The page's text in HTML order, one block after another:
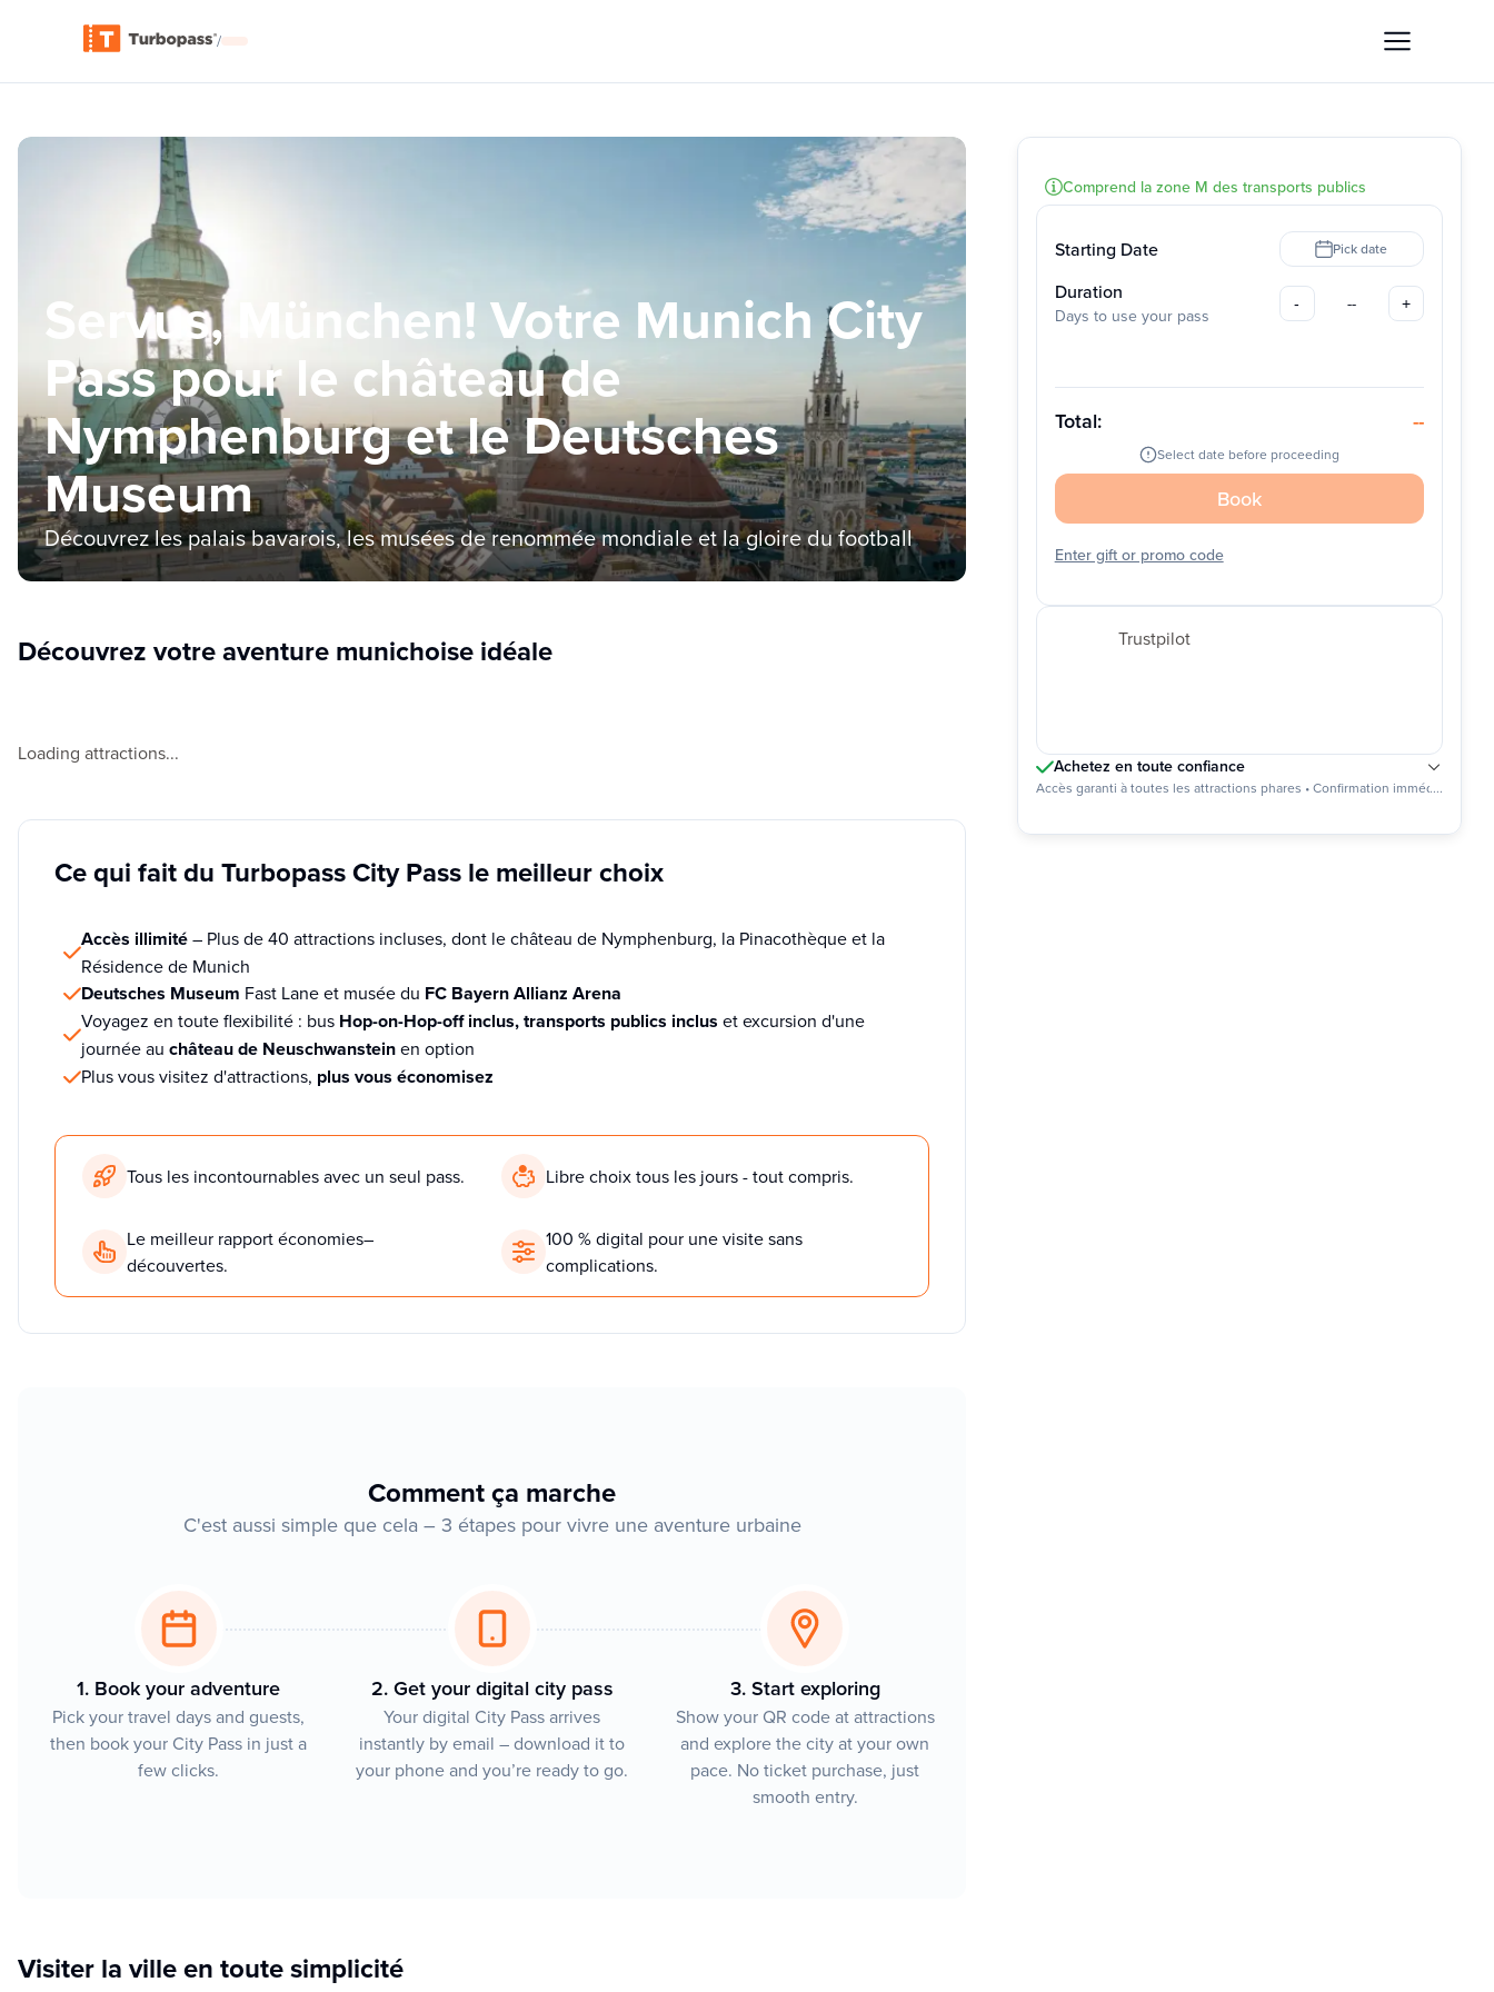
/
Servus, München! Votre Munich City
Pass pour le château de
Nymphenburg et le Deutsches
Museum
Découvrez les palais bavarois, les musées de renommée mondiale et la gloire du football
Découvrez votre aventure munichoise idéale
Loading attractions...
Ce qui fait du Turbopass City Pass le meilleur choix
Accès illimité– Plus de 40 attractions incluses, dont le château de Nymphenburg, la Pinacothèque et la
Résidence de Munich
Deutsches Museum Fast Lane et musée du FC Bayern Allianz Arena
Voyagez en toute flexibilité : bus Hop-on-Hop-off inclus, transports publics inclus et excursion d'une
journée au château de Neuschwansteinen option
Plus vous visitez d'attractions, plus vous économisez
Tous les incontournables avec un seul pass. Libre choix tous les jours - tout compris.
Le meilleur rapport économies–
découvertes.
100 % digital pour une visite sans
complications.
Comment ça marche
C'est aussi simple que cela – 3 étapes pour vivre une aventure urbaine
1. Book your adventure
Pick your travel days and guests,
then book your City Pass in just a
few clicks.
2. Get your digital city pass
Your digital City Pass arrives
instantly by email – download it to
your phone and you’re ready to go.
3. Start exploring
Show your QR code at attractions
and explore the city at your own
pace. No ticket purchase, just
smooth entry.
Visiter la ville en toute simplicité
Comprend la zone M des transports publics
Starting Date Pick date
Duration
Days to use your pass
- -- +
Total: --
Select date before proceeding
Book
Enter gift or promo code
Trustpilot
Achetez en toute confiance
Accès garanti à toutes les attractions phares • Confirmation immédiate
....